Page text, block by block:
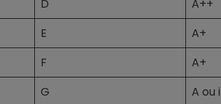
D
A++
E
A+
F
A+
G A ou